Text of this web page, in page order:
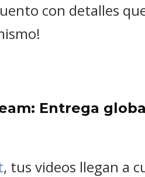
con detalles
Entrega
, tus videos llegan a